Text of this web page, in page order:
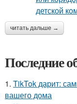
читать дальше →
Последние
1. TikTok дарит:
вашего дома